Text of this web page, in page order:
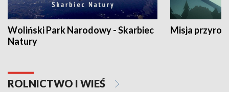
Woliński Park Narodowy - Skarbiec
Natury
Misja
ROLNICTWO I WIEŚ